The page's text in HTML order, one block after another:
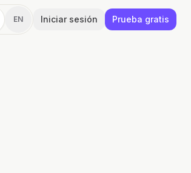
EN Iniciar sesión Prueba gratis